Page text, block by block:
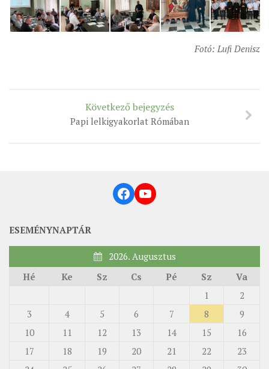
Fotó: Lufi Denisz
Következő bejegyzés
Papi lelkigyakorlat Rómában
Facebook
YouTube
ESEMÉNYNAPTÁR
2026. Augusztus
Hé
Ke Sz Cs Pé Sz Va
1
2
3
4 5 6 7 8
9
10
11 12 13 14 15
16
17
18 19 20 21 22
23